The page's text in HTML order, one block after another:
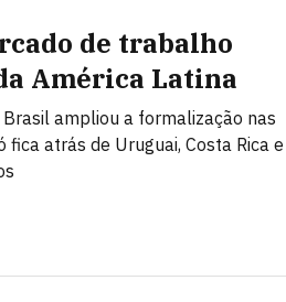
de trabalho
América Latina
ampliou a formalização nas
atrás de Uruguai, Costa Rica e